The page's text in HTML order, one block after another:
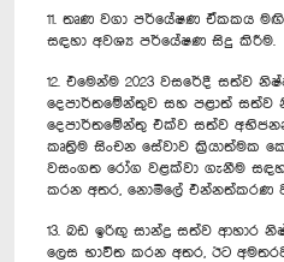
11. තෘණ වගා පර්යේෂණ ඒකකය
සඳහා අවශ්‍ය පර්යේෂණ සිදු කිරීම.‍
12. එමෙන්ම 2023 වසරේදී සත්ව
දෙපාර්තමේන්තුව සහ පළාත් සත්ව
දෙපාර්තමේන්තු එක්ව සත්ව
කෘත්‍රිම සිංචන සේවාව ක්‍රියාත්මක
වසංගත රෝග වළක්වා ගැනීම
කරන අතර, නොමිලේ එන්නත්කරණ
13. බඩ ඉරිඟු සාන්ද්‍ර සත්ව ආහාර
ලෙස භාවිත කරන අතර, ඊට